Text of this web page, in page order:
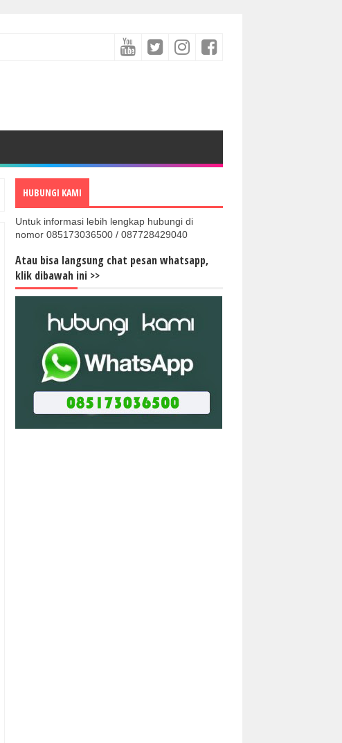
HUBUNGI KAMI
Untuk informasi lebih lengkap hubungi di
nomor 085173036500 / 087728429040
Atau bisa langsung chat pesan whatsapp,
klik dibawah ini >>